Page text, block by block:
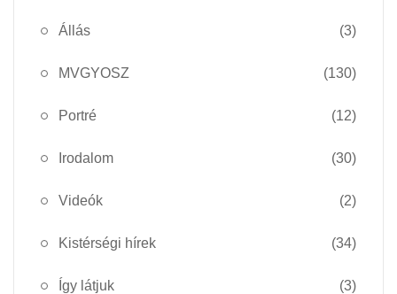
Állás (3)
MVGYOSZ (130)
Portré (12)
Irodalom (30)
Videók (2)
Kistérségi hírek (34)
Így látjuk (3)